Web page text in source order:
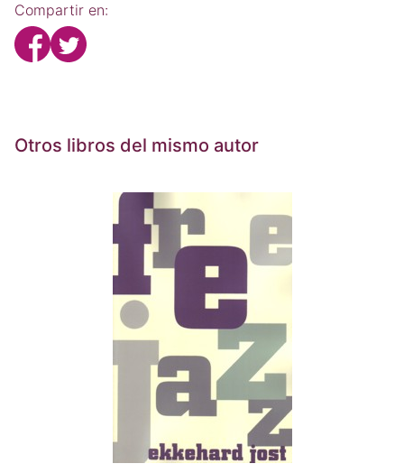
Compartir en:
Otros libros del mismo autor